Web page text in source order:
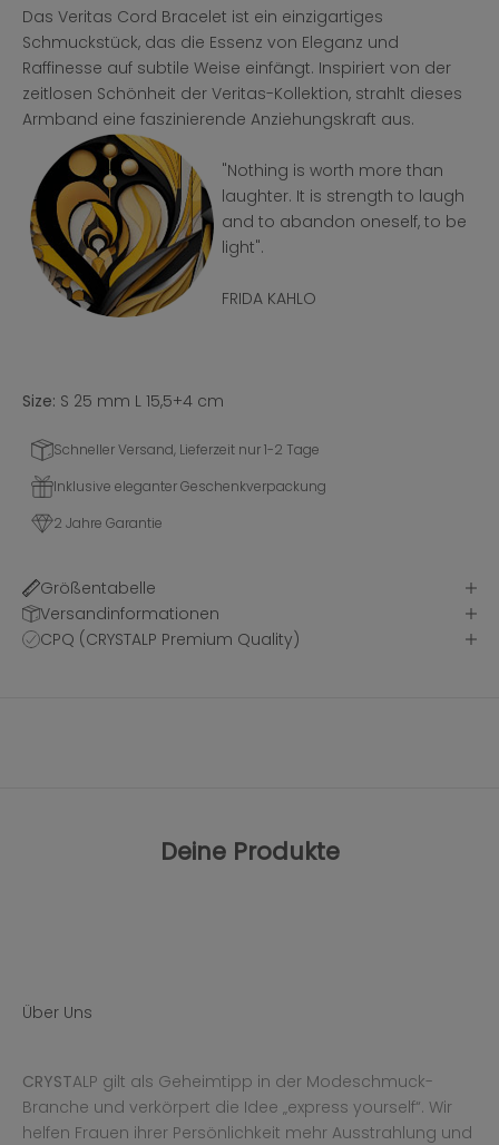
Das Veritas Cord Bracelet ist ein einzigartiges
Schmuckstück, das die Essenz von Eleganz und
Raffinesse auf subtile Weise einfängt. Inspiriert von der
zeitlosen Schönheit der Veritas-Kollektion, strahlt dieses
Armband eine faszinierende Anziehungskraft aus.
"Nothing is worth more than
laughter. It is strength to laugh
and to abandon oneself, to be
light".
FRIDA KAHLO
Size: S 25 mm L 15,5+4 cm
Schneller Versand, Lieferzeit nur 1-2 Tage
Inklusive eleganter Geschenkverpackung
2 Jahre Garantie
Größentabelle
Versandinformationen
CPQ (CRYSTALP Premium Quality)
Deine Produkte
Über Uns
CRYSTALP gilt als Geheimtipp in der Modeschmuck-
Branche und verkörpert die Idee „express yourself“. Wir
helfen Frauen ihrer Persönlichkeit mehr Ausstrahlung und